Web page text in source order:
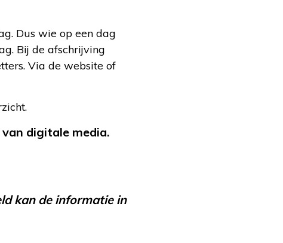
Dus wie op een dag
Bij de afschrijving
Via de website of
digitale media.
kan de informatie in